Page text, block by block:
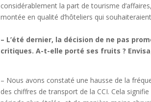
considérablement la part de tourisme
montée en qualité d’hôteliers qui
– L’été dernier, la décision de ne pas
critiques. A-t-elle porté ses fruits ?
– Nous avons constaté une hausse de la
des chiffres de transport de la CCI. Cela